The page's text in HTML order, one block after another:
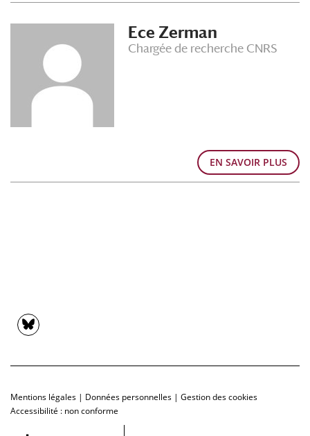
Ece Zerman
Chargée de recherche CNRS
EN SAVOIR PLUS
Mentions légales | Données personnelles | Gestion des cookies
Accessibilité : non conforme